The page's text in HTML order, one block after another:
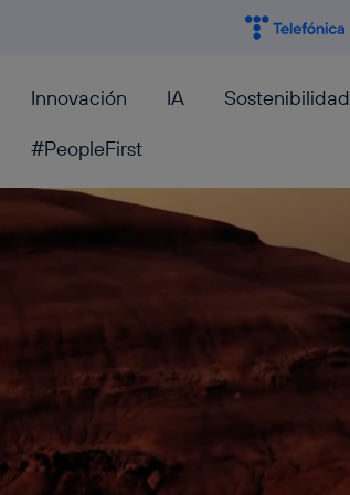
Innovación IA Sostenibilidad
#PeopleFirst